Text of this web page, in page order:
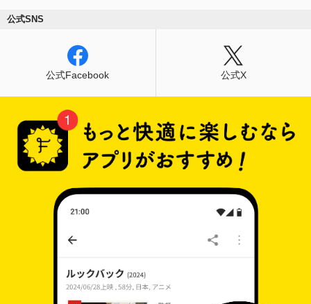
公式SNS
公式Facebook 公式X